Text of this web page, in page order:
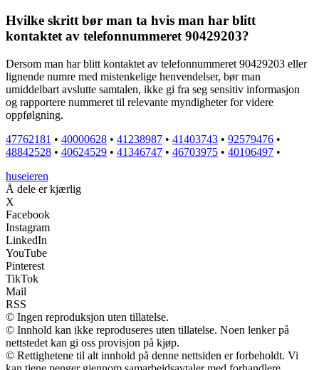
Hvilke skritt bør man ta hvis man har blitt
kontaktet av telefonnummeret 90429203?
Dersom man har blitt kontaktet av telefonnummeret 90429203 eller
lignende numre med mistenkelige henvendelser, bør man
umiddelbart avslutte samtalen, ikke gi fra seg sensitiv informasjon
og rapportere nummeret til relevante myndigheter for videre
oppfølgning.
47762181 • 40000628 • 41238987 • 41403743 • 92579476 •
48842528 • 40624529 • 41346747 • 46703975 • 40106497 •
huseieren
Å dele er kjærlig
X
Facebook
Instagram
LinkedIn
YouTube
Pinterest
TikTok
Mail
RSS
© Ingen reproduksjon uten tillatelse.
© Innhold kan ikke reproduseres uten tillatelse. Noen lenker på
nettstedet kan gi oss provisjon på kjøp.
© Rettighetene til alt innhold på denne nettsiden er forbeholdt. Vi